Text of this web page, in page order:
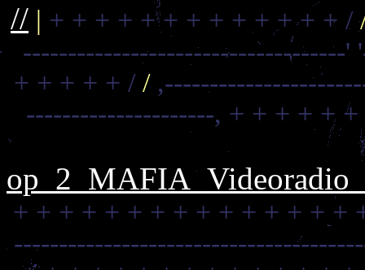
// | + + + + + + + + + + + + + /
------------------------------------'
+ + + + + / /
---------------------, + + + + +
+ + + + + + + + + + + + + + +